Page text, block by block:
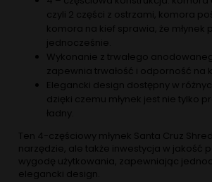
czyli 2 części z ostrzami, komora
komora na kief sprawia, że młynek
jednocześnie.
Wykonanie z trwałego
zapewnia trwałość i odporność na
Elegancki design dostępny w
dzięki czemu młynek jest nie tylko
ładny.
Ten 4-częściowy młynek Santa Cruz
narzędzie, ale także inwestycja w jakość
wygodę użytkowania, zapewniając
elegancki design.